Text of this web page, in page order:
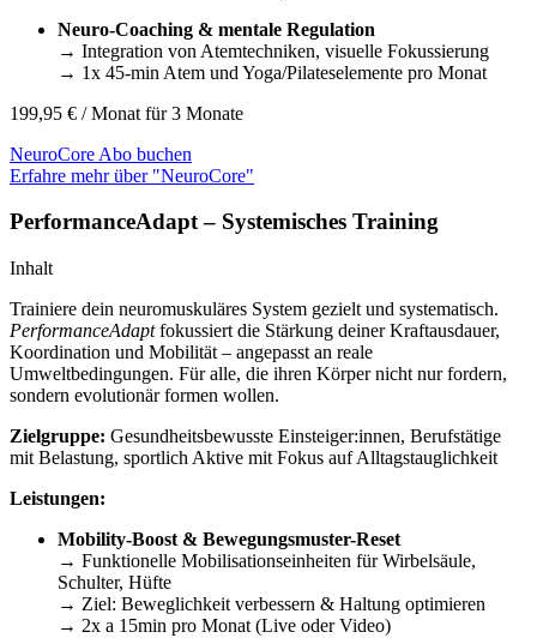
Neuro-Coaching & mentale Regulation
→ Integration von Atemtechniken, visuelle Fokussierung
→ 1x 45-min Atem und Yoga/Pilateselemente pro Monat
199,95 € / Monat für 3 Monate
NeuroCore Abo buchen
Erfahre mehr über "NeuroCore"
PerformanceAdapt – Systemisches Training
Inhalt
Trainiere dein neuromuskuläres System gezielt und systematisch.
PerformanceAdaptfokussiert die Stärkung deiner Kraftausdauer,
Koordination und Mobilität – angepasst an reale
Umweltbedingungen. Für alle, die ihren Körper nicht nur fordern,
sondern evolutionär formen wollen.
Zielgruppe: Gesundheitsbewusste Einsteiger:innen, Berufstätige
mit Belastung, sportlich Aktive mit Fokus auf Alltagstauglichkeit
Leistungen:
Mobility-Boost & Bewegungsmuster-Reset
→ Funktionelle Mobilisationseinheiten für Wirbelsäule,
Schulter, Hüfte
→ Ziel: Beweglichkeit verbessern & Haltung optimieren
→ 2x a 15min pro Monat (Live oder Video)